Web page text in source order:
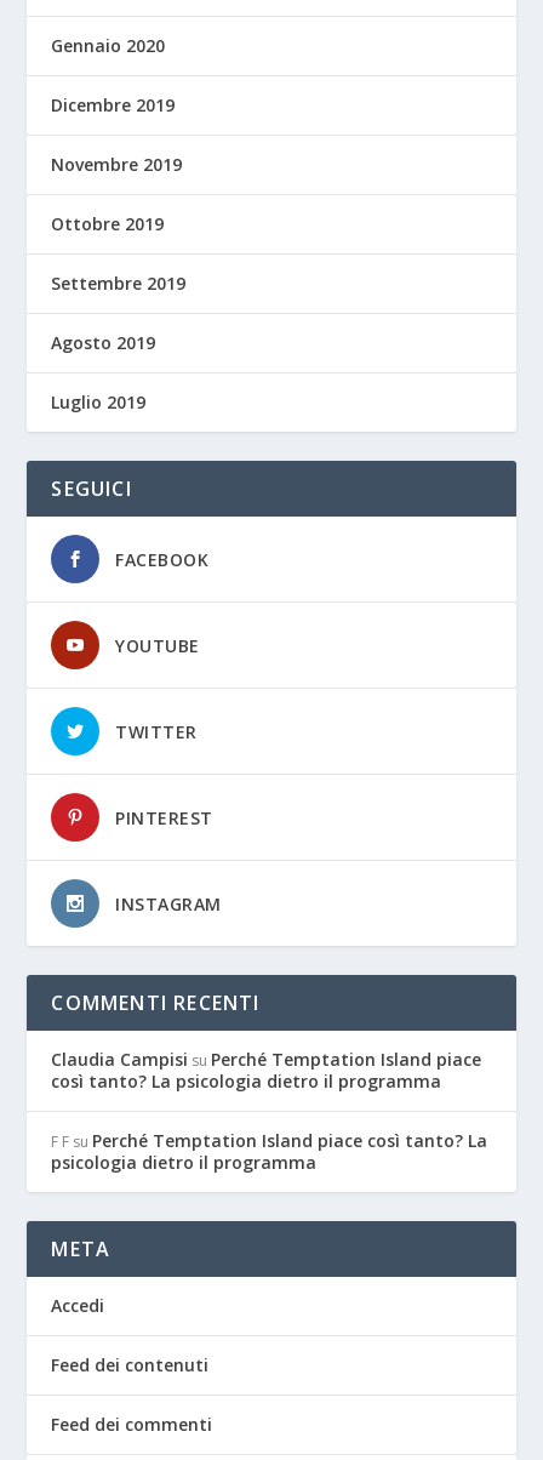
Gennaio 2020
Dicembre 2019
Novembre 2019
Ottobre 2019
Settembre 2019
Agosto 2019
Luglio 2019
SEGUICI
FACEBOOK
YOUTUBE
TWITTER
PINTEREST
INSTAGRAM
COMMENTI RECENTI
Claudia Campisi su Perché Temptation Island piace
così tanto? La psicologia dietro il programma
F F su Perché Temptation Island piace così tanto? La
psicologia dietro il programma
META
Accedi
Feed dei contenuti
Feed dei commenti